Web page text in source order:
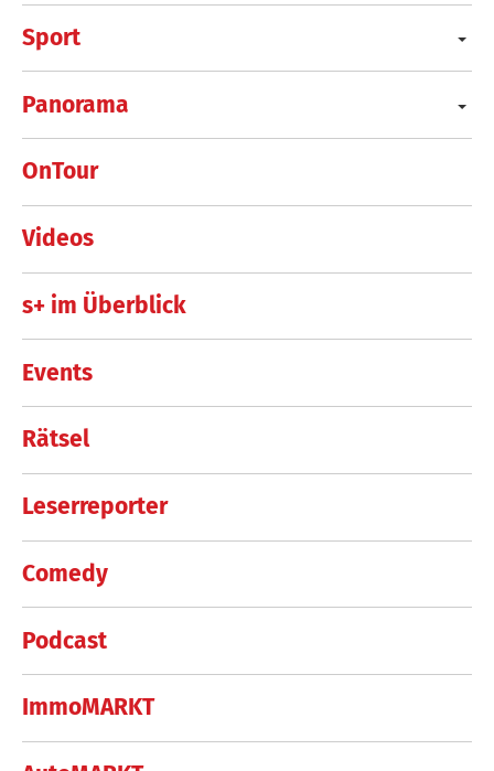
Sport
Panorama
OnTour
Videos
s+ im Überblick
Events
Rätsel
Leserreporter
Comedy
Podcast
ImmoMARKT